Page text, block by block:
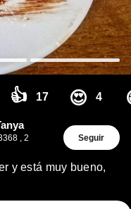
👍 17 😍 4
, 2
Seguir
y está muy bueno,